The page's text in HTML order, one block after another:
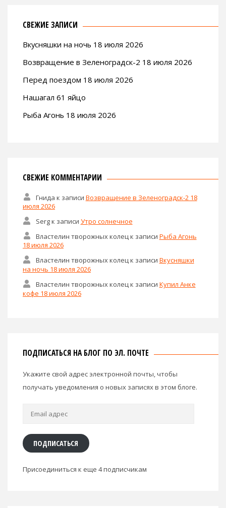
СВЕЖИЕ ЗАПИСИ
Вкусняшки на ночь 18 июля 2026
Возвращение в Зеленоградск-2 18 июля 2026
Перед поездом 18 июля 2026
Нашагал 61 яйцо
Рыба Агонь 18 июля 2026
СВЕЖИЕ КОММЕНТАРИИ
Гнида к записи Возвращение в Зеленоградск-2 18
июля 2026
Sergк записи Утро солнечное
Властелин творожных колец к записи Рыба Агонь
18 июля 2026
Властелин творожных колецк записи Вкусняшки
на ночь 18 июля 2026
Властелин творожных колец к записи Купил Анке
кофе 18 июля 2026
ПОДПИСАТЬСЯ НА БЛОГ ПО ЭЛ. ПОЧТЕ
Укажите свой адрес электронной почты, чтобы
получать уведомления о новых записях в этом блоге.
ПОДПИСАТЬСЯ
Присоединиться к еще 4 подписчикам